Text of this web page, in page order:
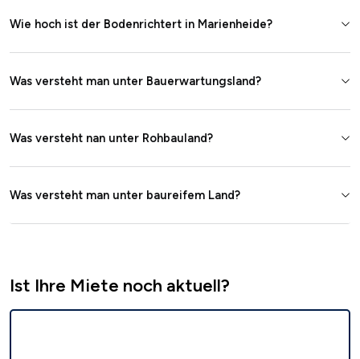
Wie hoch ist der Bodenrichtert in Marienheide?
Was versteht man unter Bauerwartungsland?
Was versteht nan unter Rohbauland?
Was versteht man unter baureifem Land?
Ist Ihre Miete noch aktuell?